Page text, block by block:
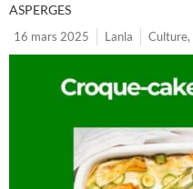
ASPERGES
16 mars 2025
Lanla Culture,